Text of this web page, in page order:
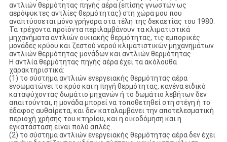
αντλιών θερμότητας πηγής αέρα (επίσης γνωστών ως
αερόψυκτες αντλίες θερμότητας) στη χώρα μου που
αναπτύσσεται μόνο γρήγορα στα τέλη της δεκαετίας του 1980.
Τα τρέχοντα προϊόντα περιλαμβάνουν τα κλιματιστικά
μηχανήματα αντλιών οικιακής θερμότητας, τις εμπορικές
μονάδες κρύου και ζεστού νερού κλιματιστικών μηχανημάτων
αντλιών θερμότητας μονάδων και αντλιών θερμότητας.
Η αντλία θερμότητας πηγής αέρα έχει τα ακόλουθα
χαρακτηριστικά:
(1) το σύστημα αντλιών ενεργειακής θερμότητας αέρα
ενσωματώνει το κρύο και η πηγή θερμότητας, κανένα ειδικό
καταψύχοντας δωμάτιο μηχανών ή το δωμάτιο λεβήτων δεν
απαιτούνται, η μονάδα μπορεί να τοποθετηθεί στη στέγη ή το
έδαφος αυθαίρετα, και δεν καταλαμβάνει την αποτελεσματική
περιοχή χρήσης του κτηρίου, και η οικοδόμηση και η
εγκατάσταση είναι πολύ απλές.
(2) το σύστημα αντλιών ενεργειακής θερμότητας αέρα δεν έχει